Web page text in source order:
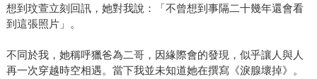
想到玟萱立刻回訊，她對我說：「不曾想到事隔二十幾年還會看
到這張照片」。
不同於我，她稱呼獵爸為二哥，因緣際會的發現，似乎讓人與人
再一次穿越時空相遇。當下我並未知道她在撰寫《淚腺壞掉》。